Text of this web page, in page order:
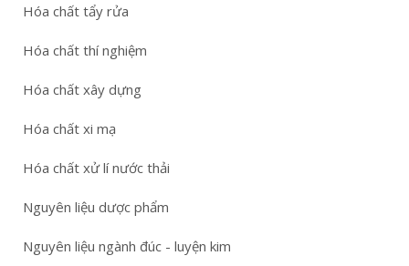
Hóa chất tẩy rửa
Hóa chất thí nghiệm
Hóa chất xây dựng
Hóa chất xi mạ
Hóa chất xử lí nước thải
Nguyên liệu dược phẩm
Nguyên liệu ngành đúc - luyện kim